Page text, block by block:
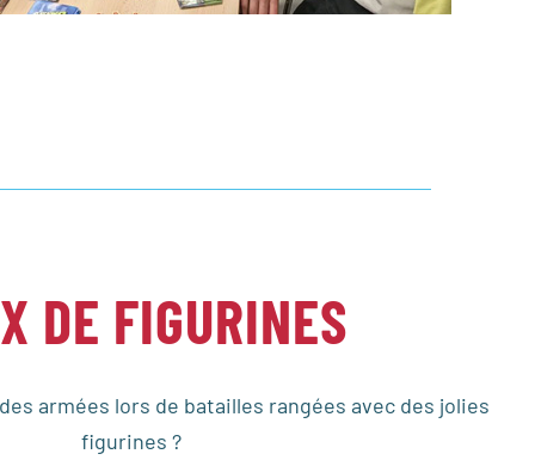
DE FIGURINES
armées lors de batailles rangées avec des jolies
figurines ?